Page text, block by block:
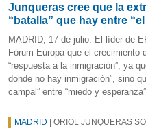
Junqueras cree que la
“batalla” que hay entre
MADRID, 17 de julio. El líder de
Fórum Europa que el crecimiento
“respuesta a la inmigración”, ya
donde no hay inmigración”, sino
campal” entre “miedo y esperanza”.
MADRID | ORIOL JUNQUERAS